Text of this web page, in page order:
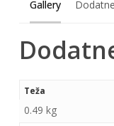
Gallery
Teža
0.49 kg